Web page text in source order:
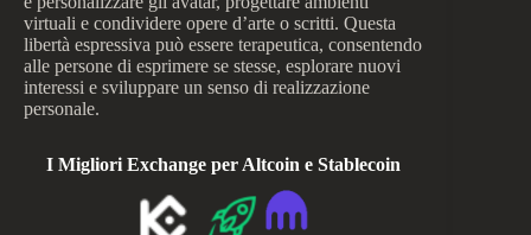
virtuali e condividere opere d’arte o scritti. Questa
libertà espressiva può essere terapeutica, consentendo
alle persone di esprimere se stesse, esplorare nuovi
interessi e sviluppare un senso di realizzazione
personale.
I Migliori Exchange per Altcoin e Stablecoin